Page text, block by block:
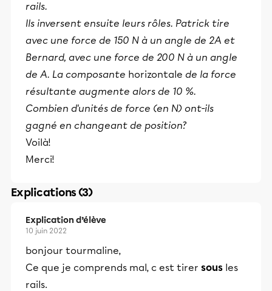
rails.
Ils inversent ensuite leurs rôles. Patrick tire
avec une force de 150 N à un angle de 2A et
Bernard, avec une force de 200 N à un angle
de A. La composante horizontale de la force
résultante augmente alors de 10 %.
Combien d'unités de force (en N) ont-ils
gagné en changeant de position?
Voilà!
Merci!
Explications (3)
Explication d’élève
10 juin 2022
bonjour tourmaline,
Ce que je comprends mal, c est tirer sous les
rails.